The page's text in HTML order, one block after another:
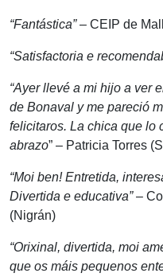
“Fantástica”– CEIP de
“Satisfactoria e
“Ayer llevé a mi hijo a ver
de Bonaval y me pareció
felicitaros. La chica que lo
abrazo” – Patricia Torres
“Moi ben! Entretida,
Divertida e educativa”–
(Nigrán)
“Orixinal, divertida, moi
que os máis pequenos